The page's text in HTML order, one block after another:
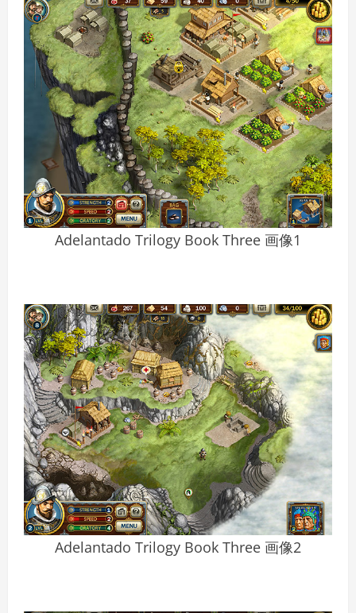
Adelantado Trilogy Book Three 画像1
Adelantado Trilogy Book Three 画像2